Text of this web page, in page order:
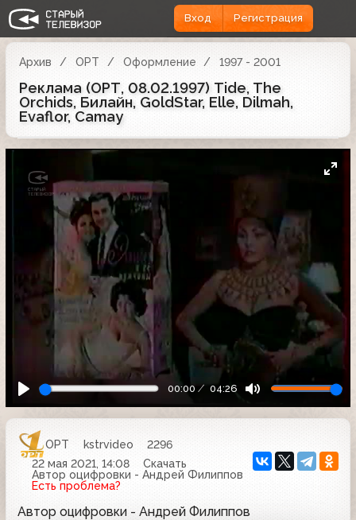
Вход Регистрация
Архив ОРТ Оформление 1997 - 2001
Реклама (ОРТ, 08.02.1997) Tide, The
Orchids, Билайн, GoldStar, Elle, Dilmah,
Evaflor, Camay
00:00 04:26
ОРТ kstrvideo
2296
22 мая 2021, 14:08
Скачать
Автор оцифровки - Андрей Филиппов
Есть проблема?
Автор оцифровки - Андрей Филиппов